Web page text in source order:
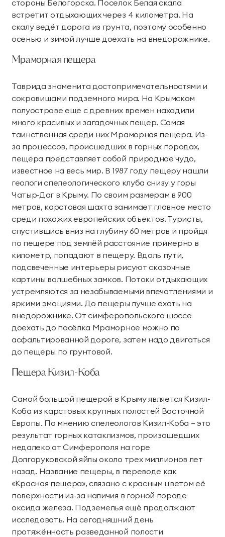
стороны Белогорска. Поселок Белая скала
встретит отдыхающих через 4 километра. На
скалу ведёт дорога из грунта, поэтому особенно
осенью и зимой лучше доехать на внедорожнике.
Мраморная пещера
Таврида знаменита достопримечательностями и
сокровищами подземного мира. На Крымском
полуострове еще с древних времен находили
много красивых и загадочных пещер. Самая
таинственная среди них Мраморная пещера. Из-
за процессов, происшедших в горных породах,
пещера представляет собой природное чудо,
известное на весь мир. В 1987 году пещеру нашли
геологи спелеологического клуба снизу у горы
Чатыр-Даг в Крыму. По своим размерам в 900
метров, карстовая шахта занимает главное место
среди похожих европейских объектов. Туристы,
спустившись вниз на глубину 60 метров и пройдя
по пещере под землёй расстояние примерно в
километр, попадают в пещеру. Вдоль пути,
подсвеченные интерьеры рисуют сказочные
картины волшебных замков. Потоки отдыхающих
устремляются за незабываемыми впечатлениями и
яркими эмоциями. До пещеры лучше ехать на
внедорожнике. От симферопольского шоссе
доехать до посёлка Мраморное можно по
асфальтированной дороге, затем надо двигаться
до пещеры по грунтовой.
Пещера Кизил-Коба
Самой большой пещерой в Крыму является Кизил-
Коба из карстовых крупных полостей Восточной
Европы. По мнению спелеологов Кизил-Коба – это
результат горных катаклизмов, произошедших
недалеко от Симферополя на горе
Долгоруковской яйлы около трех миллионов лет
назад. Название пещеры, в переводе как
«Красная пещера», связано с красным цветом её
поверхности из-за наличия в горной породе
оксида железа. Подземелья ещё продолжают
исследовать. На сегодняшний день
протяжённость разведанной полости